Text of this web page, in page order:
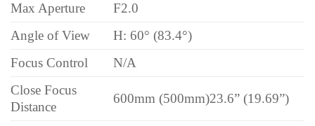
Max Aperture
F2.0
Angle of View
H: 60° (83.4°)
Focus Control
N/A
Close Focus
Distance
600mm (500mm)23.6” (19.69”)